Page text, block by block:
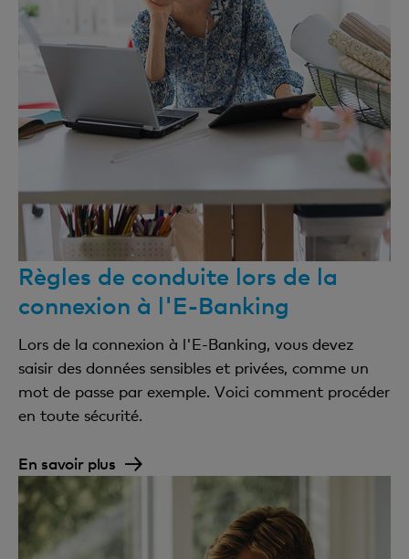
Règles de conduite lors de la
connexion à l'E-Banking
Lors de la connexion à l'E-Banking, vous devez
saisir des données sensibles et privées, comme un
mot de passe par exemple. Voici comment procéder
en toute sécurité.
En savoir plus